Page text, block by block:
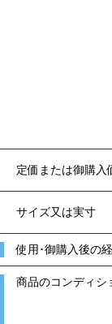
定価または御購入
サイズ又は実寸
使用･御購入後の
商品のコンディシ